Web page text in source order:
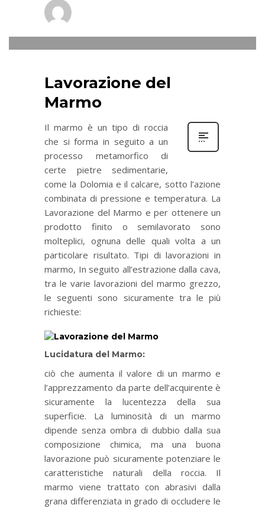
Lavorazione del
Marmo
Il marmo è un tipo di roccia
che si forma in seguito a un
processo metamorfico di
certe pietre sedimentarie,
come la Dolomia e il calcare, sotto l’azione
combinata di pressione e temperatura. La
Lavorazione del Marmo e per ottenere un
prodotto finito o semilavorato sono
molteplici, ognuna delle quali volta a un
particolare risultato. Tipi di lavorazioni in
marmo, In seguito all’estrazione dalla cava,
tra le varie lavorazioni del marmo grezzo,
le seguenti sono sicuramente tra le più
richieste:
Lucidatura del Marmo:
ciò che aumenta il valore di un marmo e
l’apprezzamento da parte dell’acquirente è
sicuramente la lucentezza della sua
superficie. La luminosità di un marmo
dipende senza ombra di dubbio dalla sua
composizione chimica, ma una buona
lavorazione può sicuramente potenziare le
caratteristiche naturali della roccia. Il
marmo viene trattato con abrasivi dalla
grana differenziata in grado di occludere le